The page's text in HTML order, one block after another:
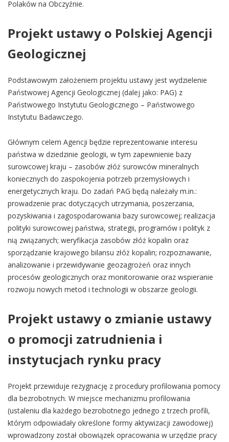
Polaków na Obczyźnie.
Projekt ustawy o Polskiej Agencji
Geologicznej
Podstawowym założeniem projektu ustawy jest wydzielenie
Państwowej Agencji Geologicznej (dalej jako: PAG) z
Państwowego Instytutu Geologicznego – Państwowego
Instytutu Badawczego.
Głównym celem Agencji będzie reprezentowanie interesu
państwa w dziedzinie geologii, w tym zapewnienie bazy
surowcowej kraju – zasobów złóż surowców mineralnych
koniecznych do zaspokojenia potrzeb przemysłowych i
energetycznych kraju. Do zadań PAG będą należały m.in.:
prowadzenie prac dotyczących utrzymania, poszerzania,
pozyskiwania i zagospodarowania bazy surowcowej; realizacja
polityki surowcowej państwa, strategii, programów i polityk z
nią związanych; weryfikacja zasobów złóż kopalin oraz
sporządzanie krajowego bilansu złóż kopalin; rozpoznawanie,
analizowanie i przewidywanie geozagrożeń oraz innych
procesów geologicznych oraz monitorowanie oraz wspieranie
rozwoju nowych metod i technologii w obszarze geologii.
Projekt ustawy o zmianie ustawy
o promocji zatrudnienia i
instytucjach rynku pracy
Projekt przewiduje rezygnację z procedury profilowania pomocy
dla bezrobotnych. W miejsce mechanizmu profilowania
(ustaleniu dla każdego bezrobotnego jednego z trzech profili,
którym odpowiadały określone formy aktywizacji zawodowej)
wprowadzony został obowiązek opracowania w urzędzie pracy